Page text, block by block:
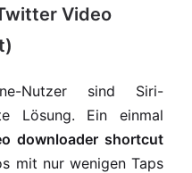
Video
Nutzer sind Siri-
Lösung. Ein einmal
downloader shortcut
mit nur wenigen Taps